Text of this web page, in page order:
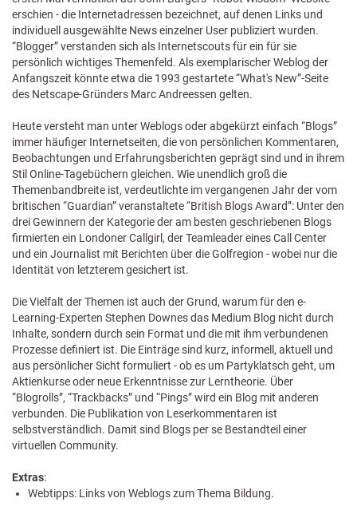
erschien - die Internetadressen bezeichnet, auf denen Links und
individuell ausgewählte News einzelner User publiziert wurden.
“Blogger” verstanden sich als Internetscouts für ein für sie
persönlich wichtiges Themenfeld. Als exemplarischer Weblog der
Anfangszeit könnte etwa die 1993 gestartete “What's New”-Seite
des Netscape-Gründers Marc Andreessen gelten.
Heute versteht man unter Weblogs oder abgekürzt einfach “Blogs”
immer häufiger Internetseiten, die von persönlichen Kommentaren,
Beobachtungen und Erfahrungsberichten geprägt sind und in ihrem
Stil Online-Tagebüchern gleichen. Wie unendlich groß die
Themenbandbreite ist, verdeutlichte im vergangenen Jahr der vom
britischen “Guardian” veranstaltete “British Blogs Award”: Unter den
drei Gewinnern der Kategorie der am besten geschriebenen Blogs
firmierten ein Londoner Callgirl, der Teamleader eines Call Center
und ein Journalist mit Berichten über die Golfregion - wobei nur die
Identität von letzterem gesichert ist.
Die Vielfalt der Themen ist auch der Grund, warum für den e-
Learning-Experten Stephen Downes das Medium Blog nicht durch
Inhalte, sondern durch sein Format und die mit ihm verbundenen
Prozesse definiert ist. Die Einträge sind kurz, informell, aktuell und
aus persönlicher Sicht formuliert - ob es um Partyklatsch geht, um
Aktienkurse oder neue Erkenntnisse zur Lerntheorie. Über
“Blogrolls”, “Trackbacks” und “Pings” wird ein Blog mit anderen
verbunden. Die Publikation von Leserkommentaren ist
selbstverständlich. Damit sind Blogs per se Bestandteil einer
virtuellen Community.
Extras:
Webtipps: Links von Weblogs zum Thema Bildung.